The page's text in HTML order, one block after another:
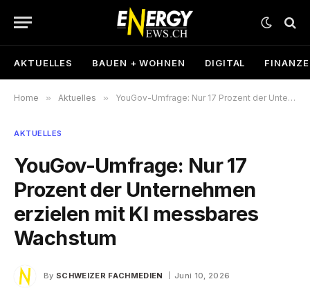
AKTUELLES BAUEN + WOHNEN DIGITAL
Home » Aktuelles » YouGov-Umfrage: Nur 17 Prozent der Unternehmen erzielen mit KI messbares Wachstum
AKTUELLES
YouGov-Umfrage: Nur 17
Prozent der Unternehmen
erzielen mit KI messbares
Wachstum
By SCHWEIZER FACHMEDIEN
Juni 10, 2026